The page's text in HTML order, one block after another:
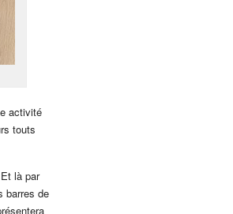
activité
touts
là par
barres de